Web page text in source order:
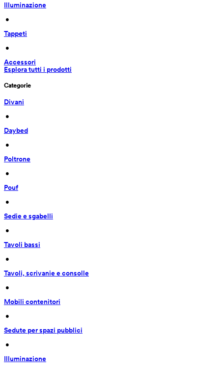
Illuminazione
•
Tappeti
•
Accessori
Esplora tutti i prodotti
Categorie
Divani
•
Daybed
•
Poltrone
•
Pouf
•
Sedie e sgabelli
•
Tavoli bassi
•
Tavoli, scrivanie e consolle
•
Mobili contenitori
•
Sedute per spazi pubblici
•
Illuminazione